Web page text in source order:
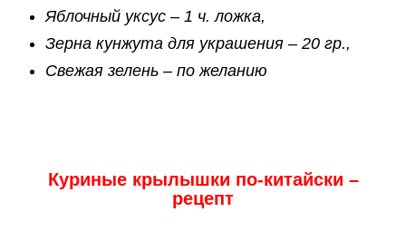
Яблочный уксус – 1 ч. ложка,
Зерна кунжута для украшения – 20 гр.,
Свежая зелень – по желанию
Куриные крылышки по-китайски –
рецепт